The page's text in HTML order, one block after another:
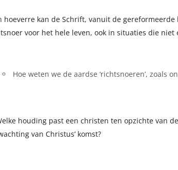
hoeverre kan de Schrift, vanuit de
voor het hele leven, ook in situaties die
Hoe weten we de aardse ‘richtsnoeren’, zoals
houding past een christen ten opzichte van
van Christus’ komst?